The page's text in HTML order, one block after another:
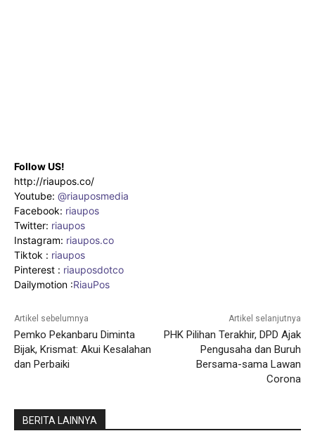
Follow US!
http://riaupos.co/
Youtube: @riauposmedia
Facebook: riaupos
Twitter: riaupos
Instagram: riaupos.co
Tiktok : riaupos
Pinterest : riauposdotco
Dailymotion :RiauPos
Artikel sebelumnya
Pemko Pekanbaru Diminta
Bijak, Krismat: Akui Kesalahan
dan Perbaiki
Artikel selanjutnya
PHK Pilihan Terakhir, DPD Ajak
Pengusaha dan Buruh
Bersama-sama Lawan
Corona
BERITA LAINNYA